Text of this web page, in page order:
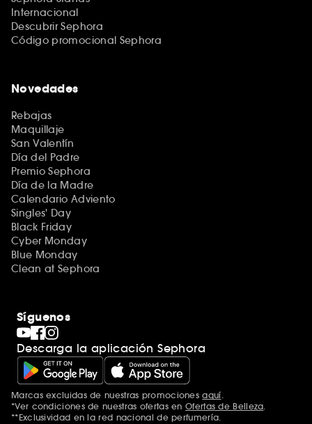
Internacional
Descubrir Sephora
Código promocional Sephora
Novedades
Rebajas
Maquillaje
San Valentín
Día del Padre
Premio Sephora
Día de la Madre
Calendario Adviento
Singles' Day
Black Friday
Cyber Monday
Blue Monday
Clean at Sephora
Síguenos
Descarga la aplicación Sephora
Marcas excluidas de nuestras promocionesaquí.
*Ver condiciones de nuestras ofertas en Ofertas de Belleza.
**Exclusividad en la red nacional de perfumería.